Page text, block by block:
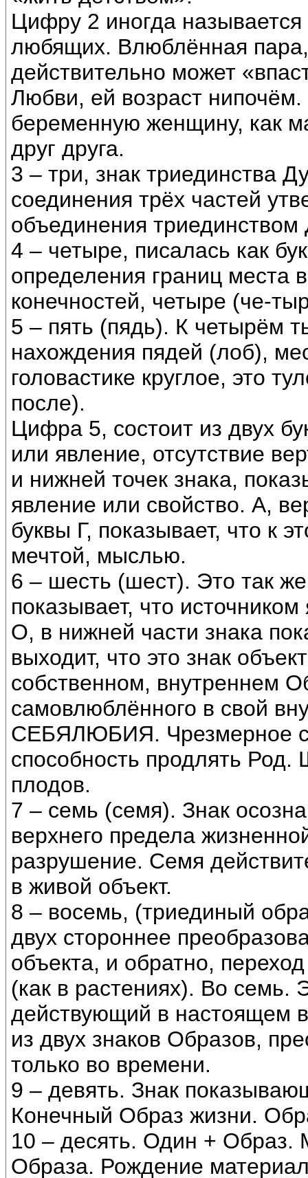
Цифру 2 иногда
любящих. Влюблённая
действительно может
Любви, ей возраст
беременную женщину, как
друг друга.
3 – три, знак триединства
соединения трёх частей
объединения
4 – четыре, писалась как
определения границ места
конечностей, четыре (че-
5 – пять (пядь). К четырём
нахождения пядей (лоб),
головастике круглое, это
после).
Цифра 5, состоит из двух
или явление, отсутствие
и нижней точек знака,
явление или свойство. А,
буквы Г, показывает, что к
мечтой, мыслью.
6 – шесть (шест). Это так
показывает, что
О, в нижней части знака
выходит, что это знак
собственном, внутреннем
самовлюблённого в свой
СЕБЯЛЮБИЯ. Чрезмерное
способность продлять
плодов.
7 – семь (семя). Знак
верхнего предела
разрушение. Семя
в живой объект.
8 – восемь, (триединый
двух стороннее
объекта, и обратно,
(как в растениях). Во семь.
действующий в настоящем
из двух знаков Образов,
только во времени.
9 – девять. Знак
Конечный Образ жизни.
10 – десять. Один + Образ.
Образа. Рождение